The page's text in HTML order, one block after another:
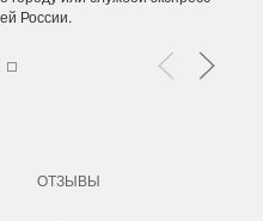
России.
ОТЗЫВЫ